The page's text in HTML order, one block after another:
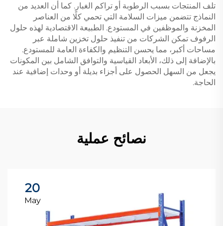
تلف المنتجات بسبب الرطوبة أو تراكم الغبار. كما أن العديد من
النماذج تتضمن ميزات السلامة التي تحمي كلًا من العناصر
المخزنة والموظفين في المستودع. الطبيعة الاقتصادية لهذه حلول
الرفوف تمكن الشركات من تنفيذ حلول تخزين شاملة عبر
مساحات أكبر، مما يحسن التنظيم والكفاءة العامة للمستودع.
بالإضافة إلى ذلك، الأبعاد القياسية والتوافق الشامل بين المكونات
يجعل من السهل الحصول على أجزاء بديلة أو وحدات إضافية عند
الحاجة.
نصائح عملية
20
May